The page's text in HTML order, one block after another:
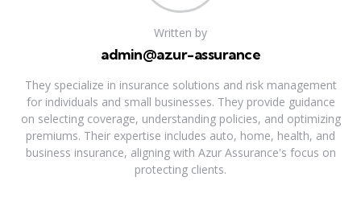
Written by
admin@azur-assurance
They specialize in insurance solutions and risk management
for individuals and small businesses. They provide guidance
on selecting coverage, understanding policies, and optimizing
premiums. Their expertise includes auto, home, health, and
business insurance, aligning with Azur Assurance's focus on
protecting clients.